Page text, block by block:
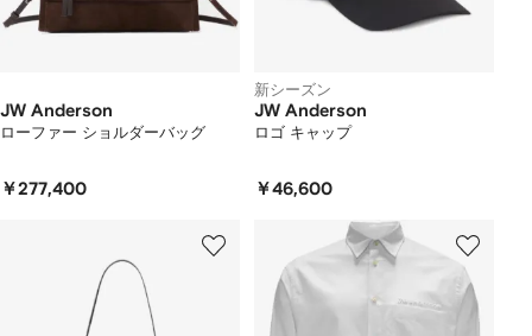
JW Anderson
ローファー ショルダーバッグ
￥277,400
新シーズン
JW Anderson
ロゴ キャップ
￥46,600